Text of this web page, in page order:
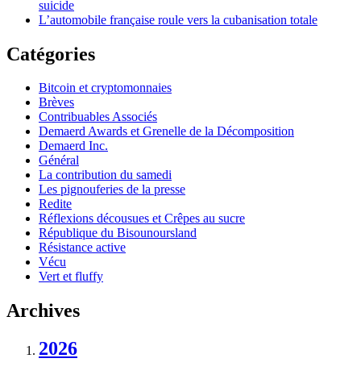
suicide
L’automobile française roule vers la cubanisation totale
Catégories
Bitcoin et cryptomonnaies
Brèves
Contribuables Associés
Demaerd Awards et Grenelle de la Décomposition
Demaerd Inc.
Général
La contribution du samedi
Les pignouferies de la presse
Redite
Réflexions décousues et Crêpes au sucre
République du Bisounoursland
Résistance active
Vécu
Vert et fluffy
Archives
2026